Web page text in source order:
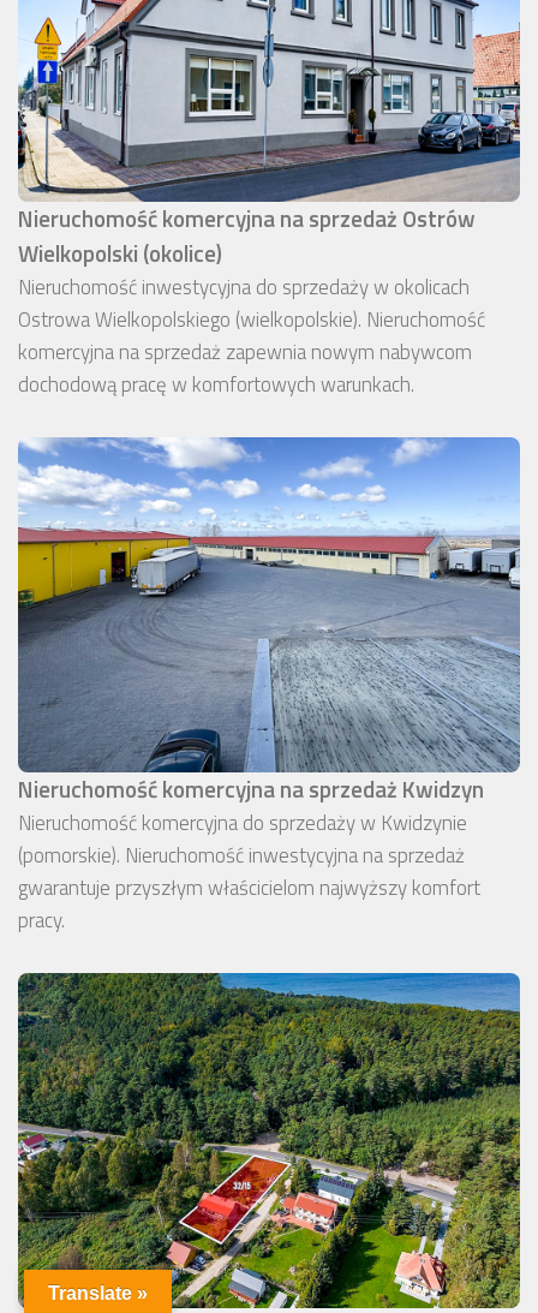
Nieruchomość komercyjna na sprzedaż Ostrów
Wielkopolski (okolice)
Nieruchomość inwestycyjna do sprzedaży w okolicach
Ostrowa Wielkopolskiego (wielkopolskie). Nieruchomość
komercyjna na sprzedaż zapewnia nowym nabywcom
dochodową pracę w komfortowych warunkach.
Nieruchomość komercyjna na sprzedaż Kwidzyn
Nieruchomość komercyjna do sprzedaży w Kwidzynie
(pomorskie). Nieruchomość inwestycyjna na sprzedaż
gwarantuje przyszłym właścicielom najwyższy komfort
pracy.
Translate »